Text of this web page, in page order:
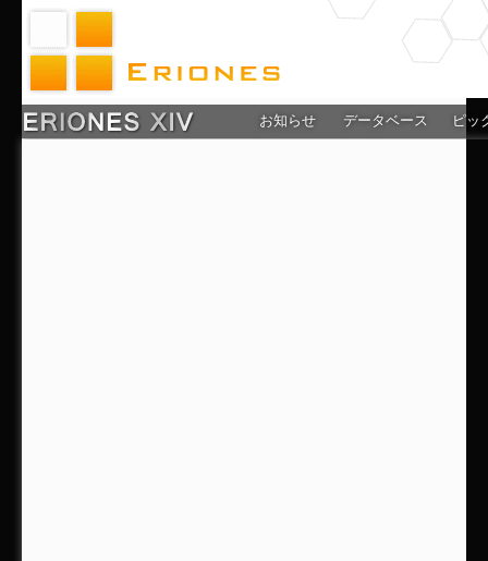
お知らせ データベース ピッ